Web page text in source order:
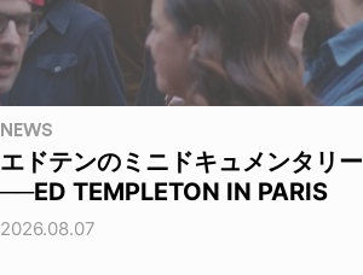
NEWS
エドテンのミニドキュメンタリー
──ED TEMPLETON IN PARIS
2026.08.07